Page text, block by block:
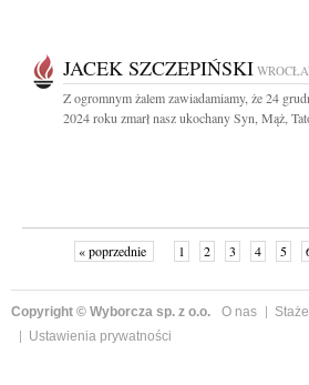
JACEK SZCZEPIŃSKI
Z ogromnym żalem zawiadamiamy, że 24
2024 roku zmarł nasz ukochany Syn, Mąż,
« poprzednie 1 2 3 4 5
Copyright © Wyborcza sp. z o.o. O nas
Ustawienia prywatności